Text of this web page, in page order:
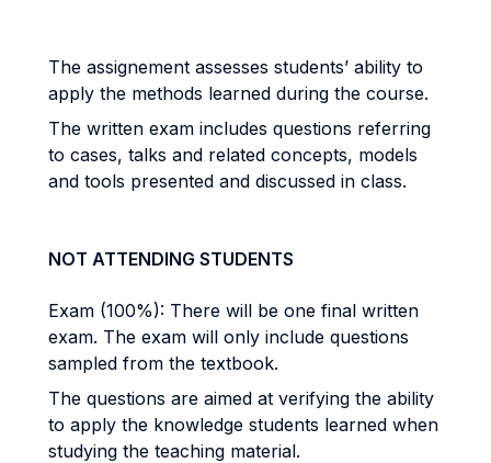
The assignement assesses students’ ability to
apply the methods learned during the course.
The written exam includes questions referring
to cases, talks and related concepts, models
and tools presented and discussed in class.
NOT ATTENDING STUDENTS
Exam (100%): There will be one final written
exam. The exam will only include questions
sampled from the textbook.
The questions are aimed at verifying the ability
to apply the knowledge students learned when
studying the teaching material.